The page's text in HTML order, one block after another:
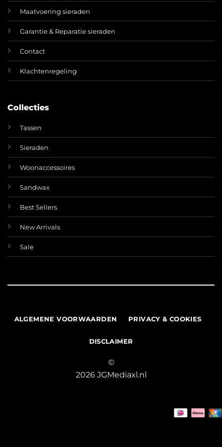
Maatvoering sieraden
Garantie & Reparatie sieraden
Contact
Klachtenregeling
Collecties
Tassen
Sieraden
Woonaccessoires
Sandwax
Best Sellers
New Arrivals
Sale
ALGEMENE VOORWAARDEN PRIVACY & COOKIES
DISCLAIMER
©
2026 JGMediaxl.nl